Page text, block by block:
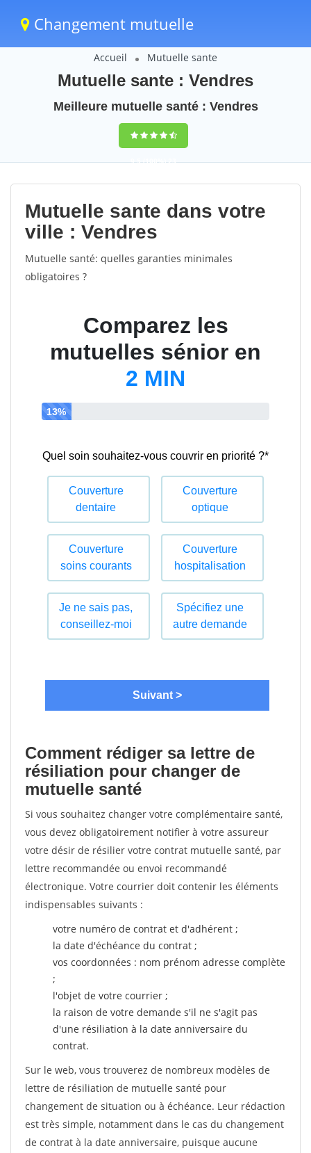
Changement mutuelle
Accueil Mutuelle sante
Mutuelle sante : Vendres
Meilleure mutuelle santé : Vendres
9,5(100%)23
votes
Mutuelle sante dans votre
ville : Vendres
Mutuelle santé: quelles garanties minimales
obligatoires ?
Comment rédiger sa lettre de
résiliation pour changer de
mutuelle santé
Si vous souhaitez changer votre complémentaire santé,
vous devez obligatoirement notifier à votre assureur
votre désir de résilier votre contrat mutuelle santé, par
lettre recommandée ou envoi recommandé
électronique. Votre courrier doit contenir les éléments
indispensables suivants :
votre numéro de contrat et d'adhérent ;
la date d'échéance du contrat ;
vos coordonnées : nom prénom adresse complète
;
l'objet de votre courrier ;
la raison de votre demande s'il ne s'agit pas
d'une résiliation à la date anniversaire du
contrat.
Sur le web, vous trouverez de nombreux modèles de
lettre de résiliation de mutuelle santé pour
changement de situation ou à échéance. Leur rédaction
est très simple, notamment dans le cas du changement
de contrat à la date anniversaire, puisque aucune